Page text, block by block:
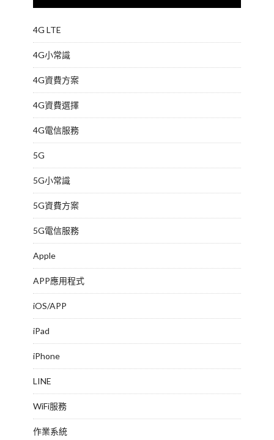
4G LTE
4G小常識
4G資費方案
4G資費選擇
4G電信服務
5G
5G小常識
5G資費方案
5G電信服務
Apple
APP應用程式
iOS/APP
iPad
iPhone
LINE
WiFi服務
作業系統